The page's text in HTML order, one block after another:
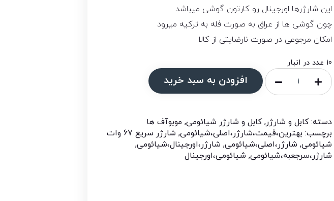
این شارژرها اورجینال رو کارتون گوشی میباشد
چون گوشی ها از عراق به صورت فله به ترکیه میرود
امکان مرجوعی در صورت نارضایتی از کالا
10 عدد در انبار
افزودن به سبد خرید
دسته:کابل و شارژر,کابل و شارژر شیائومی, موبوآف ها
برچسب: بهترین،قیمت،شارژر،اصلی،شیائومی,
شارژر سریع 67 وات
شیائومی, شارژر،اصلی،شیائومی, شارژر،اورجینال،شیائومی,
شارژر،سرجعبه،شیائومی, شیائومی،اورجینال